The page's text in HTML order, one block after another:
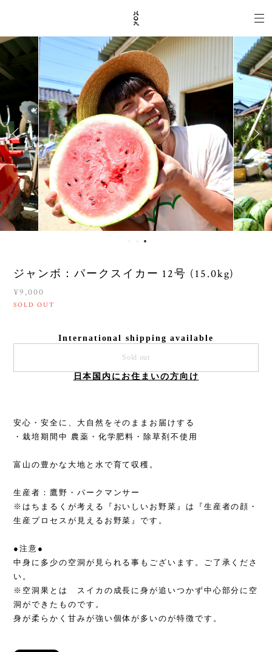
ジャンボ：パークスイカー 12号 (15.0kg)
¥9,000
SOLD OUT
International shipping available
Sold out
日本国内にお住まいの方向け
安心・安全に、大自然をそのままお届けする
・栽培期間中 農薬・化学肥料・除草剤不使用
富山の豊かな大地と水で育て収穫。
生産者：鷹野・パークマンサー
※はちまるくが考える『おいしいお野菜』は『生産者の顔・
生産プロセスが見えるお野菜』です。
●注意●
中身に多少の空洞が見られる事もございます。ご了承くださ
い。
※空洞果とは スイカの成長に身が追いつかず中心部分に空
洞ができたものです。
身が柔らかく甘みが強い個体が多いのが特徴です。